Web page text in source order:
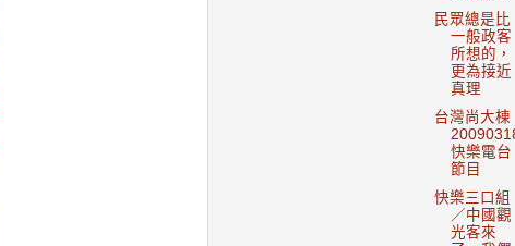
民眾總是比
一般政客
所想的，
更為接近
真理
台灣尚大棟
快樂電台
節目
快樂三口組
／中國觀
光客來